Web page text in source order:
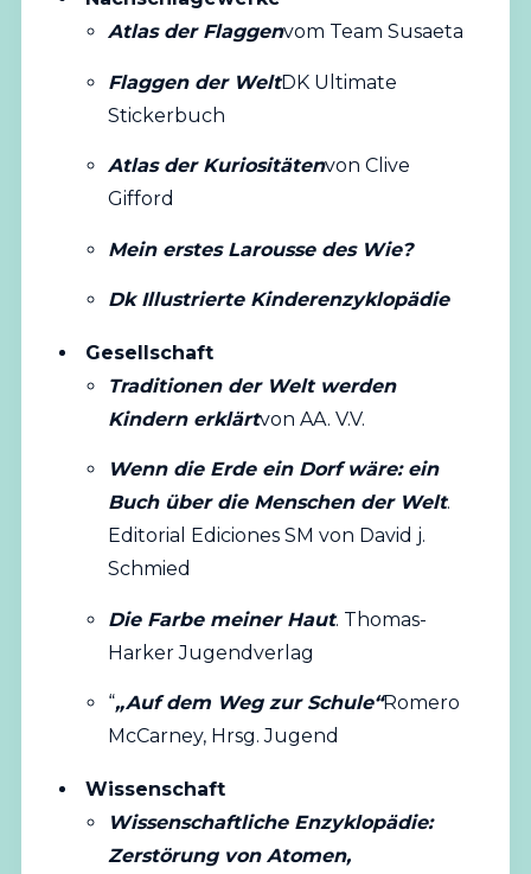
Atlas der Flaggenvom Team Susaeta
Flaggen der WeltDK Ultimate
Stickerbuch
Atlas der Kuriositätenvon Clive
Gifford
Mein erstes Larousse des Wie?
Dk Illustrierte Kinderenzyklopädie
Gesellschaft
Traditionen der Welt werden
Kindern erklärtvon AA. V.V.
Wenn die Erde ein Dorf wäre: ein
Buch über die Menschen der Welt.
Editorial Ediciones SM von David j.
Schmied
Die Farbe meiner Haut. Thomas-
Harker Jugendverlag
“„Auf dem Weg zur Schule“Romero
McCarney, Hrsg. Jugend
Wissenschaft
Wissenschaftliche Enzyklopädie:
Zerstörung von Atomen,